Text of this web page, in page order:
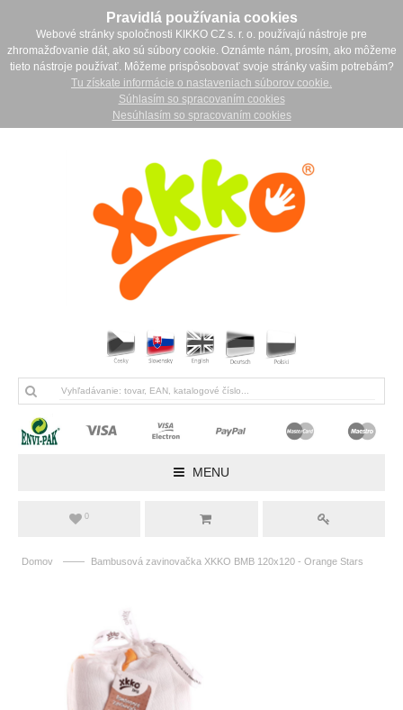
Pravidlá používania cookies
Webové stránky spoločnosti KIKKO CZ s. r. o. používajú nástroje pre
zhromažďovanie dát, ako sú súbory cookie. Oznámte nám, prosím, ako môžeme
tieto nástroje používať. Môžeme prispôsobovať svoje stránky vašim potrebám?
Tu získate informácie o nastaveniach súborov cookie.
Súhlasím so spracovaním cookies
Nesúhlasím so spracovaním cookies
MENU
0
Domov —— Bambusová zavinovačka XKKO BMB 120x120 - Orange Stars